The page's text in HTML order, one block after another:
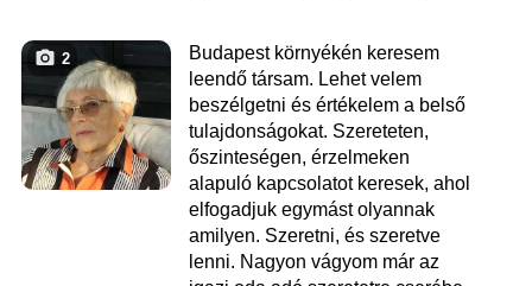
2
Budapest környékén keresem
leendő társam. Lehet velem
beszélgetni és értékelem a belső
tulajdonságokat. Szereteten,
őszinteségen, érzelmeken
alapuló kapcsolatot keresek, ahol
elfogadjuk egymást olyannak
amilyen. Szeretni, és szeretve
lenni. Nagyon vágyom már az